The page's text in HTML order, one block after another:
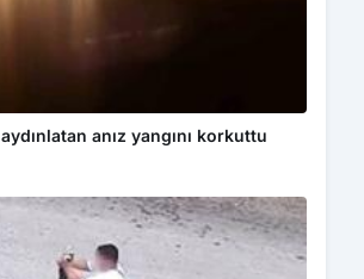
anız yangını korkuttu